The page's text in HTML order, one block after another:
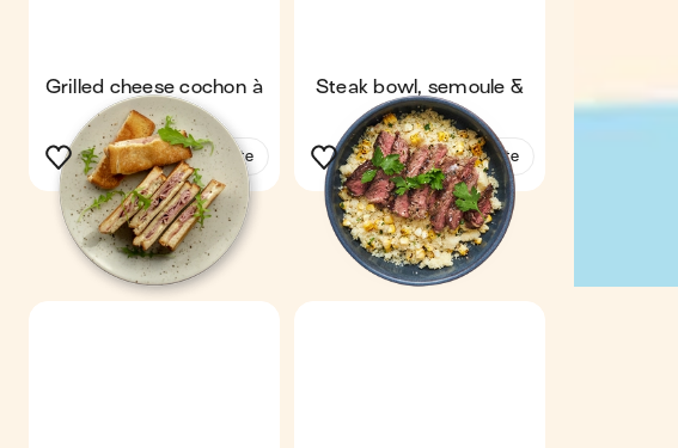
Grilled cheese cochon à
la truffe
Voir la recette
Steak bowl, semoule &
maïs
Voir la recette